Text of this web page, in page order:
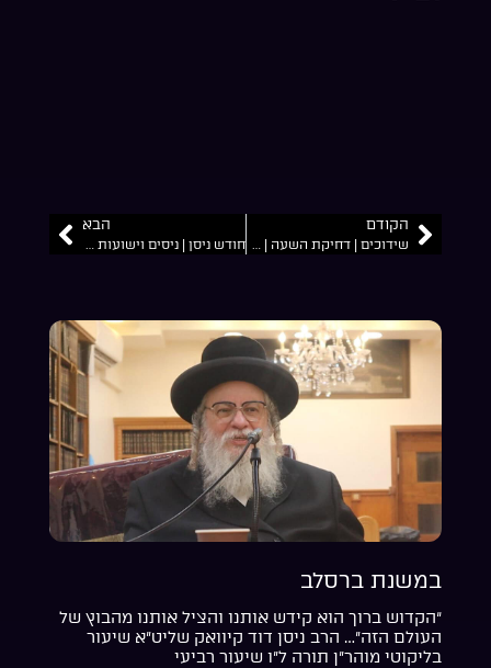
הקודם
שידוכים | דחיקת השעה | פרשת ויקהל | הרב מאיר שלמה זצ”ל
הבא
חודש ניסן | ניסים וישועות מקיפות | הרב מאיר שלמה זצ”ל
במשנת ברסלב
“הקדוש ברוך הוא קידש אותנו והציל אותנו מהבוץ של
העולם הזה”… הרב ניסן דוד קיוואק שליט”א שיעור
בליקוטי מוהר”ן תורה ל”ו שיעור רביעי